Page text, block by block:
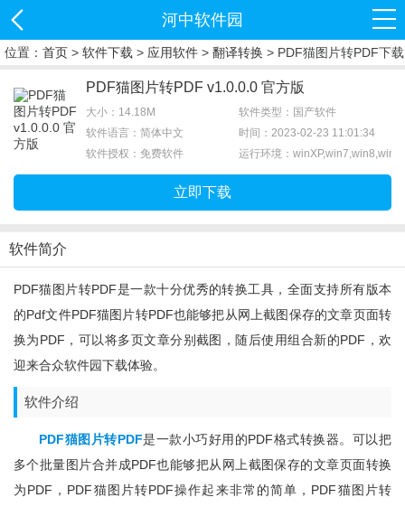
河中软件园
位置： 首页 > 软件下载 > 应用软件 > 翻译转换 > PDF猫图片转PDF下载
PDF猫图片转PDF v1.0.0.0 官方版
大小：14.18M
软件类型：国产软件
软件语言：简体中文
时间：2023-02-23 11:01:34
软件授权：免费软件
运行环境：
立即下载
软件简介
PDF猫图片转PDF是一款十分优秀的转换工具，全面支持所有版本
的pdf文件PDF猫图片转PDF也能够把从网上截图保存的文章页面转
换为PDF，可以将多页文章分别截图，随后使用组合新的PDF，欢
迎来合众软件园下载体验。
软件介绍
PDF猫图片转PDF是一款小巧好用的PDF格式转换器。可以把
多个批量图片合并成PDF也能够把从网上截图保存的文章页面转换
为PDF，PDF猫图片转PDF操作起来非常的简单，PDF猫图片转